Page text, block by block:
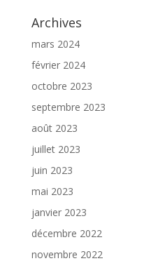
Archives
mars 2024
février 2024
octobre 2023
septembre 2023
août 2023
juillet 2023
juin 2023
mai 2023
janvier 2023
décembre 2022
novembre 2022